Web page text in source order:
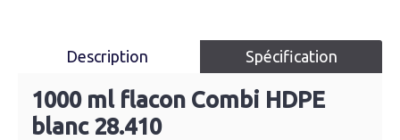
Description Spécification
1000 ml flacon Combi HDPE
blanc 28.410